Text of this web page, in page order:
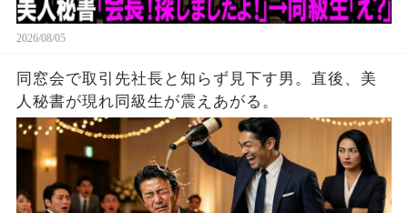
2026/08/05
同窓会で取引先社長と知らず見下す男。直後、美
人秘書が現れ同級生が震えあがる。